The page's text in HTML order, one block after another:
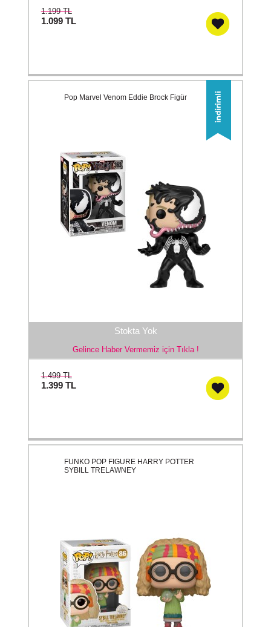
1.199 TL
1.099 TL
Stokta Yok
Gelince Haber Vermemiz için Tıkla !
Pop Marvel Venom Eddie Brock Figür
1.499 TL
1.399 TL
FUNKO POP FIGURE HARRY POTTER
SYBILL TRELAWNEY